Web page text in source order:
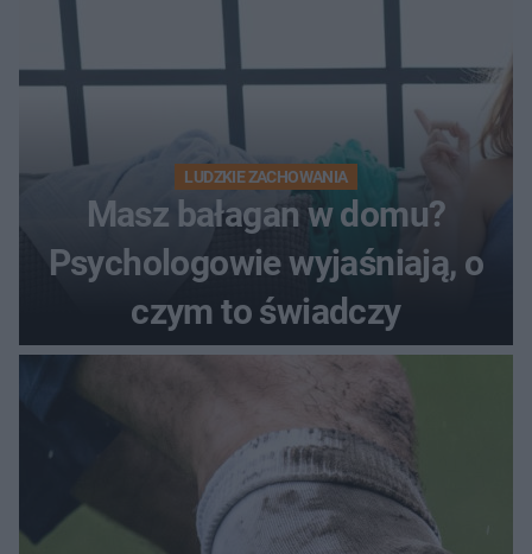
LUDZKIE ZACHOWANIA
Masz bałagan w domu?
Psychologowie wyjaśniają, o
czym to świadczy